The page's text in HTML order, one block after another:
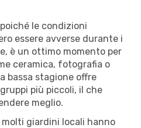
poiché le condizioni
essere avverse durante i
è un ottimo momento per
ceramica, fotografia o
bassa stagione offre
più piccoli, il che
meglio.
molti giardini locali hanno